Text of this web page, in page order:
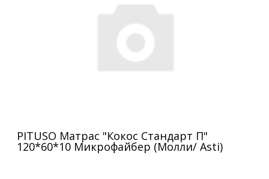
PITUSO Матрас "Кокос Стандарт П"
120*60*10 Микрофайбер (Молли/ Asti)